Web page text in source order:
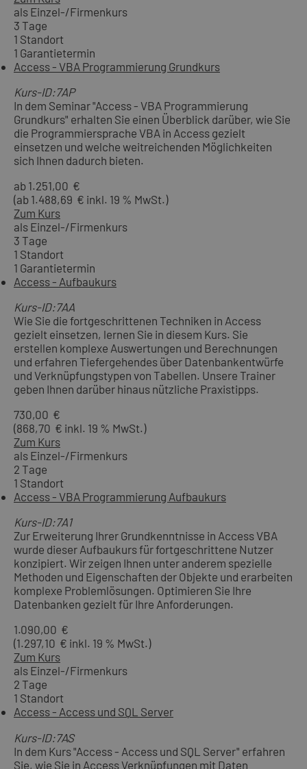
als Einzel-/Firmenkurs
3 Tage
1 Standort
1 Garantietermin
Access - VBA Programmierung Grundkurs
Kurs-ID:7AP
In dem Seminar "Access - VBA Programmierung
Grundkurs" erhalten Sie einen Überblick darüber, wie Sie
die Programmiersprache VBA in Access gezielt
einsetzen und welche weitreichenden Möglichkeiten
sich Ihnen dadurch bieten.
ab 1.251,00 €
(ab 1.488,69 € inkl. 19 % MwSt.)
Zum Kurs
als Einzel-/Firmenkurs
3 Tage
1 Standort
1 Garantietermin
Access - Aufbaukurs
Kurs-ID:7AA
Wie Sie die fortgeschrittenen Techniken in Access
gezielt einsetzen, lernen Sie in diesem Kurs. Sie
erstellen komplexe Auswertungen und Berechnungen
und erfahren Tiefergehendes über Datenbankentwürfe
und Verknüpfungstypen von Tabellen. Unsere Trainer
geben Ihnen darüber hinaus nützliche Praxistipps.
730,00 €
(868,70 € inkl. 19 % MwSt.)
Zum Kurs
als Einzel-/Firmenkurs
2 Tage
1 Standort
Access - VBA Programmierung Aufbaukurs
Kurs-ID:7A1
Zur Erweiterung Ihrer Grundkenntnisse in Access VBA
wurde dieser Aufbaukurs für fortgeschrittene Nutzer
konzipiert. Wir zeigen Ihnen unter anderem spezielle
Methoden und Eigenschaften der Objekte und erarbeiten
komplexe Problemlösungen. Optimieren Sie Ihre
Datenbanken gezielt für Ihre Anforderungen.
1.090,00 €
(1.297,10 € inkl. 19 % MwSt.)
Zum Kurs
als Einzel-/Firmenkurs
2 Tage
1 Standort
Access - Access und SQL Server
Kurs-ID:7AS
In dem Kurs "Access - Access und SQL Server" erfahren
Sie, wie Sie in Access Verknüpfungen mit Daten